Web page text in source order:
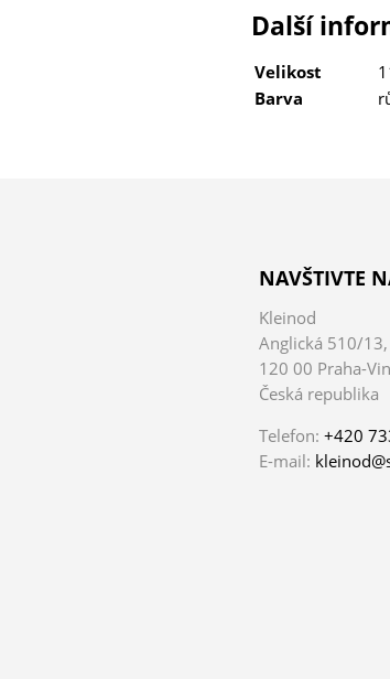
Další
Velikost
Barva
NAVŠTIVTE
Kleinod
Anglická 510/13,
120 00 Praha-
Česká republika
Telefon: +420
E-mail: